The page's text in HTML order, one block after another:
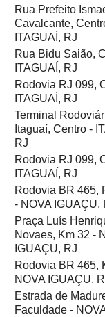
Rua Prefeito
Cavalcante,
ITAGUAÍ, RJ
Rua Bidu Saião,
ITAGUAÍ, RJ
Rodovia RJ 099,
ITAGUAÍ, RJ
Terminal
Itaguaí, Centro -
RJ
Rodovia RJ 099,
ITAGUAÍ, RJ
Rodovia BR 465,
- NOVA IGUAÇU,
Praça Luís
Novaes, Km 32 -
IGUAÇU, RJ
Rodovia BR 465,
NOVA IGUAÇU,
Estrada de
Faculdade -